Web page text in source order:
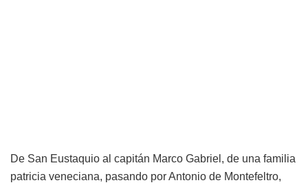
De San Eustaquio al capitán Marco Gabriel, de una familia
patricia veneciana, pasando por Antonio de Montefeltro,